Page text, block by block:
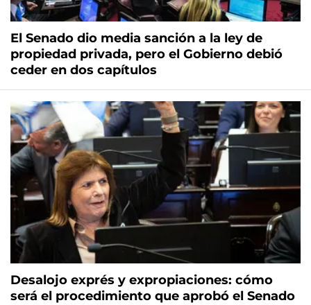
El Senado dio media sanción a la ley de
propiedad privada, pero el Gobierno debió
ceder en dos capítulos
Desalojo exprés y expropiaciones: cómo
será el procedimiento que aprobó el Senado